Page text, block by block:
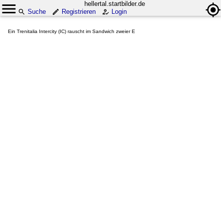
hellertal.startbilder.de
Suche
Registrieren Login
Ein Trenitalia Intercity (IC) rauscht im Sandwich zweier E